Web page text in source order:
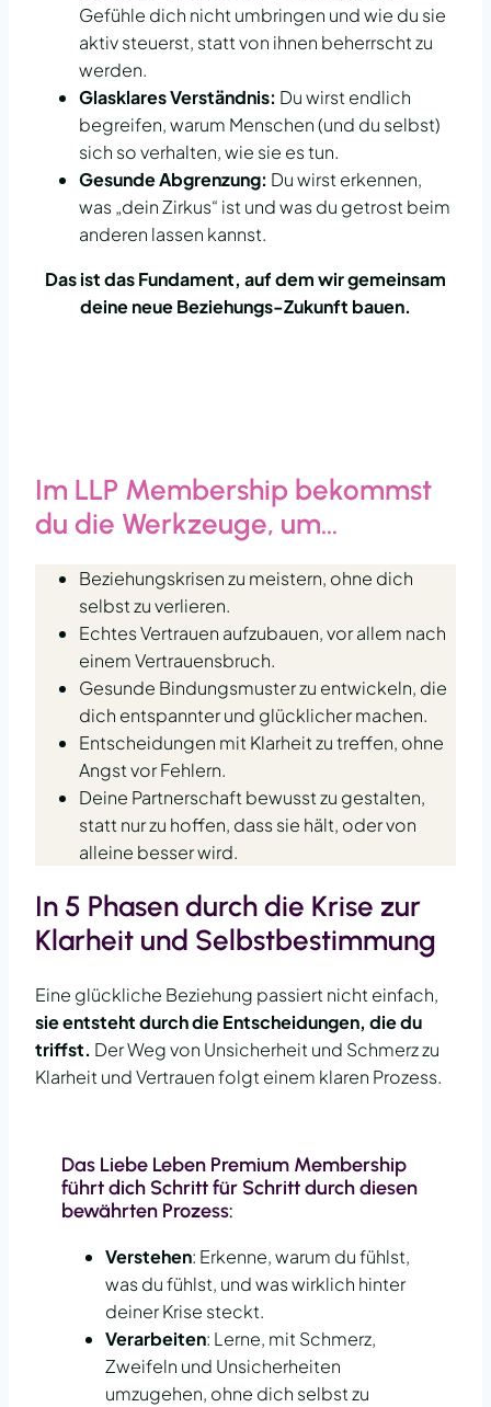
Gefühle dich nicht umbringen und wie du sie
aktiv steuerst, statt von ihnen beherrscht zu
werden.
Glasklares Verständnis: Du wirst endlich
begreifen, warum Menschen (und du selbst)
sich so verhalten, wie sie es tun.
Gesunde Abgrenzung: Du wirst erkennen,
was „dein Zirkus“ ist und was du getrost beim
anderen lassen kannst.
Das ist das Fundament, auf dem wir gemeinsam
deine neue Beziehungs-Zukunft bauen.
Im LLP Membership bekommst
du die Werkzeuge, um…
Beziehungskrisen zu meistern, ohne dich
selbst zu verlieren.
Echtes Vertrauen aufzubauen, vor allem nach
einem Vertrauensbruch.
Gesunde Bindungsmuster zu entwickeln, die
dich entspannter und glücklicher machen.
Entscheidungen mit Klarheit zu treffen, ohne
Angst vor Fehlern.
Deine Partnerschaft bewusst zu gestalten,
statt nur zu hoffen, dass sie hält, oder von
alleine besser wird.
In 5 Phasen durch die Krise zur
Klarheit und Selbstbestimmung
Eine glückliche Beziehung passiert nicht einfach,
sie entsteht durch die Entscheidungen, die du
triffst. Der Weg von Unsicherheit und Schmerz zu
Klarheit und Vertrauen folgt einem klaren Prozess.
Das Liebe Leben Premium Membership
führt dich Schritt für Schritt durch diesen
bewährten Prozess:
Verstehen: Erkenne, warum du fühlst,
was du fühlst, und was wirklich hinter
deiner Krise steckt.
Verarbeiten: Lerne, mit Schmerz,
Zweifeln und Unsicherheiten
umzugehen, ohne dich selbst zu